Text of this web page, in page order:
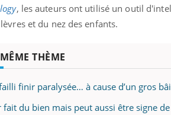
, les auteurs ont utilisé un outil
et du nez des enfants.
THÈME
finir paralysée… à cause d’un gros
fait du bien mais peut aussi être signe